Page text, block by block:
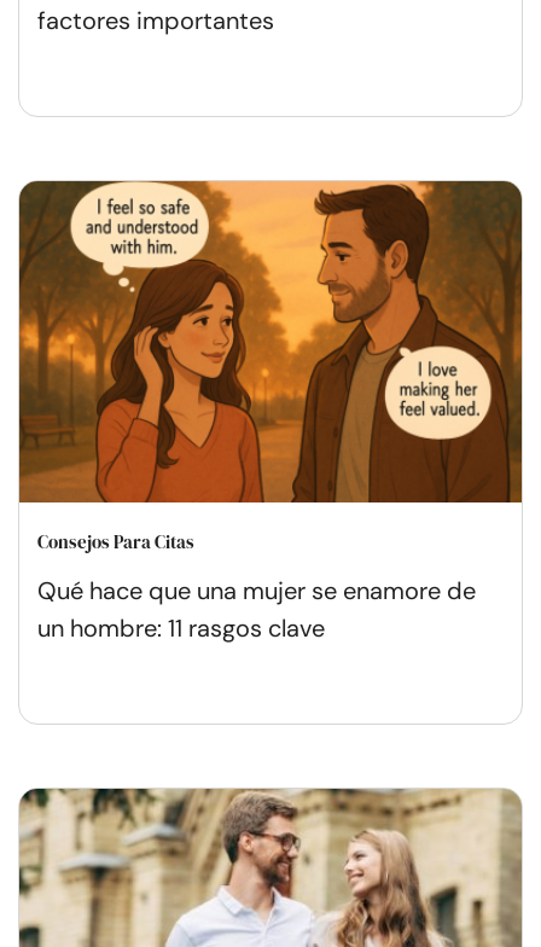
factores importantes
Consejos Para Citas
Qué hace que una mujer se enamore de
un hombre: 11 rasgos clave